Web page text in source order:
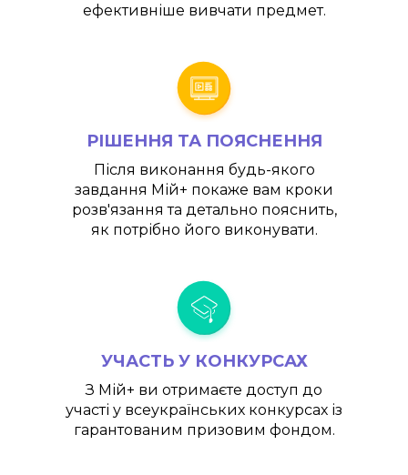
ефективніше вивчати предмет.
РІШЕННЯ ТА ПОЯСНЕННЯ
Після виконання будь-якого
завдання Мій+ покаже вам кроки
розв'язання та детально пояснить,
як потрібно його виконувати.
УЧАСТЬ У КОНКУРСАХ
З Мій+ ви отримаєте доступ до
участі у всеукраїнських конкурсах із
гарантованим призовим фондом.